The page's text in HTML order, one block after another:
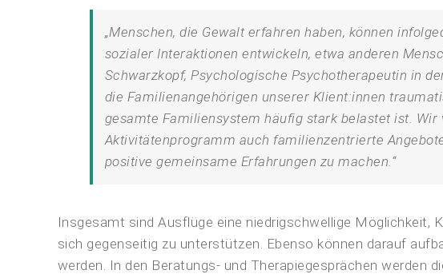
„Menschen, die Gewalt erfahren haben, können
sozialer Interaktionen entwickeln, etwa anderen
Schwarzkopf, Psychologische Psychotherapeutin in
die Familienangehörigen unserer Klient:innen
gesamte Familiensystem häufig stark belastet ist. Wir
Aktivitätenprogramm auch familienzentrierte
positive gemeinsame Erfahrungen zu machen.“
Insgesamt sind Ausflüge eine niedrigschwellige Möglichkeit,
sich gegenseitig zu unterstützen. Ebenso können darauf
werden. In den Beratungs- und Therapiegesprächen werden